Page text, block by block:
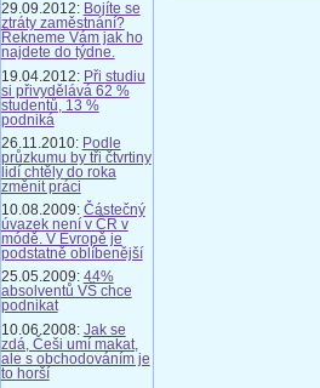
29.09.2012: Bojíte se
ztráty zaměstnání?
Řekneme Vám jak ho
najdete do týdne.
19.04.2012: Při studiu
si přivydělává 62 %
studentů, 13 %
podniká
26.11.2010: Podle
průzkumu by tři čtvrtiny
lidí chtěly do roka
změnit práci
10.08.2009: Částečný
úvazek není v ČR v
módě. V Evropě je
podstatně oblíbenější
25.05.2009: 44%
absolventů VŠ chce
podnikat
10.06.2008: Jak se
zdá, Češi umí makat,
ale s obchodováním je
to horší